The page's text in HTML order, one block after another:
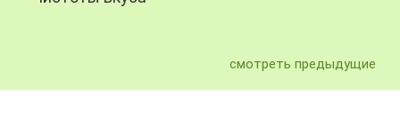
смотреть предыдущие